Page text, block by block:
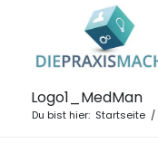
Logo1_MedMan
Du bist hier: Startseite /